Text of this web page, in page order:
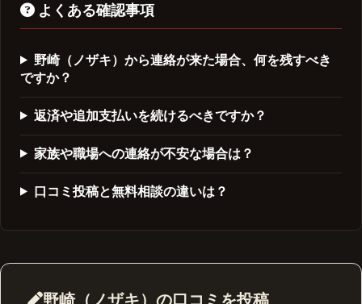
よくある確認事項
野崎（ノザキ）から連絡が来た場合、何を残すべき
ですか？
返済や追加支払いを続けるべきですか？
家族や職場への連絡が不安な場合は？
口コミ投稿と無料相談の違いは？
野崎（ノザキ）の口コミを投稿